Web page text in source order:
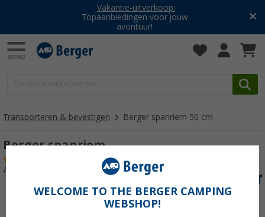
Vakantie-uitverkoop:
Topaanbiedingen voor jouw
avontuur!
Transporteren & bevestigen Berger spanriem 50 cm
Berger spanriem
Artikelnr: 476490
WELCOME TO THE BERGER CAMPING
WEBSHOP!